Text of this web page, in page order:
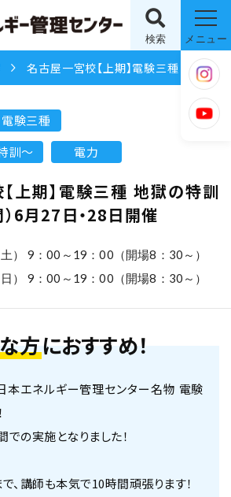
検索 メニュー
名古屋一宮校【上期】電験三種 地獄の特訓【電力】（2日間）6月27日・28日開催
電験三種
訓〜
電力
上期】電験三種 地獄の特訓
）6月27日・28日開催
） 9：00～19：00（開場8：30～）
） 9：00～19：00（開場8：30～）
方におすすめ！
本エネルギー管理センター名物 電験
の実施となりました！
、講師も本気で10時間頑張ります！